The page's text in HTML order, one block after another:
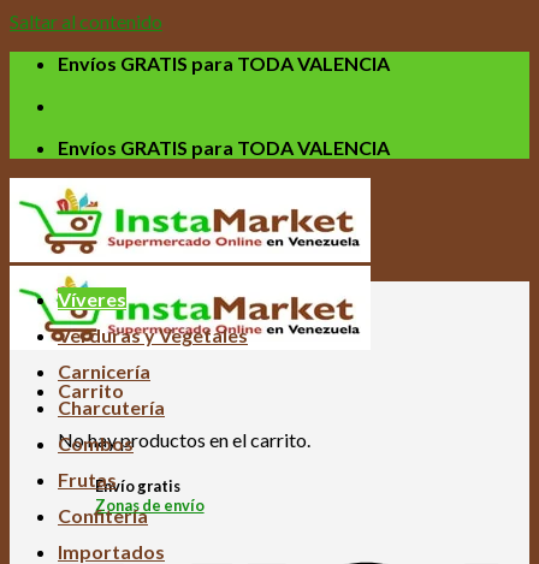
Saltar al contenido
Envíos GRATIS para TODA VALENCIA
Envíos GRATIS para TODA VALENCIA
Carrito
No hay productos en el carrito.
Envío gratis
Zonas de envío
Víveres
Verduras y Vegetales
Carnicería
Charcutería
Combos
Frutas
Confitería
Importados